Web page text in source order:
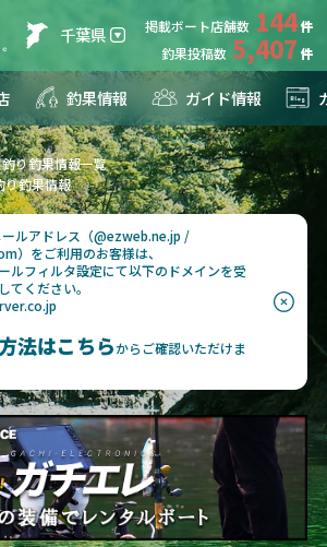
千葉県 掲載ボート店舗数 144
釣果投稿数 5,407
釣果情報 ガイド情報
り釣果情報一覧
り釣果情報
ールアドレス（@ezweb.ne.jp /
）をご利用のお客様は、
ルフィルタ設定にて以下のドメインを受
てください。
法はこちらからご確認いただけま